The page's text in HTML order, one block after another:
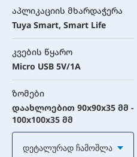
აპლიკაციის მხარდაჭერა
Tuya Smart, Smart Life
კვების წყარო
Micro USB 5V/1A
ზომები
დაახლოებით 90x90x35 მმ -
100x100x35 მმ
გაზომვის პარამეტრები
Დეტალურად Ჩამოშლა